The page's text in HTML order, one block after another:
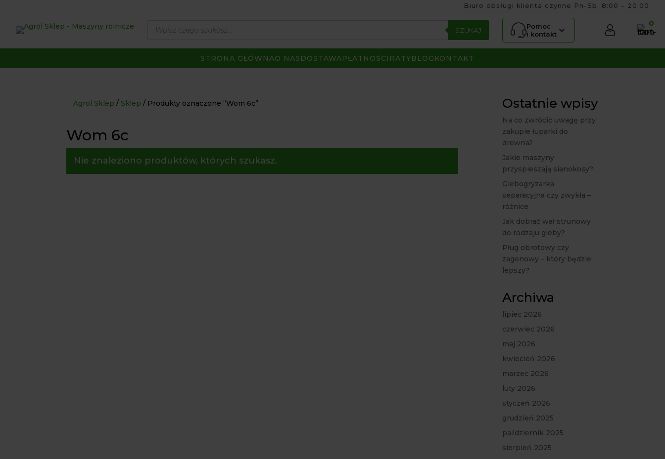
Biuro obsługi klienta czynne Pn-Sb: 8:00 – 20:00
produktów SZUKAJ
Pomoc
i kontakt
0
STRONA GŁÓWNAO NAS DOSTAWAPŁATNOŚCI RATYBLOG KONTAKT
Agrol Sklep Sklep Produkty oznaczone “Wom 6c”
Wom 6c
Nie znaleziono produktów, których szukasz.
Ostatnie wpisy
Na co zwrócić uwagę przy
zakupie łuparki do
drewna?
Jakie maszyny
przyspieszają sianokosy?
Glebogryzarka
separacyjna czy zwykła –
różnice
Jak dobrać wał strunowy
do rodzaju gleby?
Pług obrotowy czy
zagonowy – który będzie
lepszy?
Archiwa
lipiec 2026
czerwiec 2026
maj 2026
kwiecień 2026
marzec 2026
luty 2026
styczeń 2026
grudzień 2025
październik 2025
sierpień 2025